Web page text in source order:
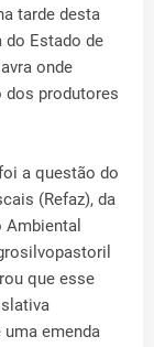
tarde desta
do Estado de
onde
dos produtores
a questão do
(Refaz), da
que esse
uma emenda